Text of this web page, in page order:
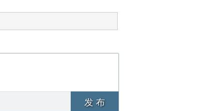
发 布